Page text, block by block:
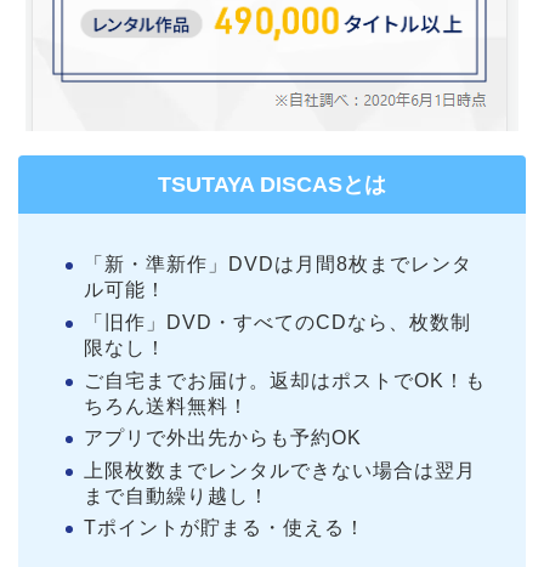
TSUTAYA DISCASとは
「新・準新作」DVDは月間8枚までレンタ
ル可能！
「旧作」DVD・すべてのCDなら、枚数制
限なし！
ご自宅までお届け。返却はポストでOK！も
ちろん送料無料！
アプリで外出先からも予約OK
上限枚数までレンタルできない場合は翌月
まで自動繰り越し！
Tポイントが貯まる・使える！